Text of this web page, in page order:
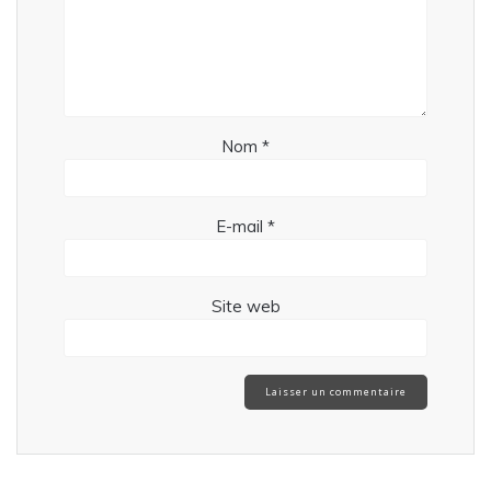
Nom *
E-mail *
Site web